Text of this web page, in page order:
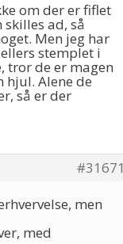
om der er fiflet
ad, så
Men jeg har
stemplet i
tror de er magen
hjul. Alene de
så er der
#31671
men
med